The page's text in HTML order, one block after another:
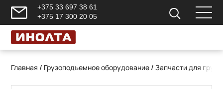
+375 33 697 38 61
+375 17 300 20 05
Главная / Грузоподъемное оборудование /Запчасти для